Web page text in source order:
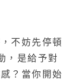
不妨先停頓
，是給予對
？當你開始